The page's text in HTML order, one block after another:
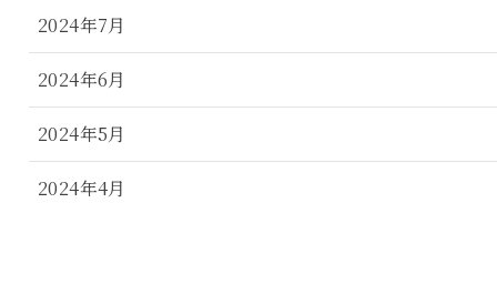
2024年7月
2024年6月
2024年5月
2024年4月